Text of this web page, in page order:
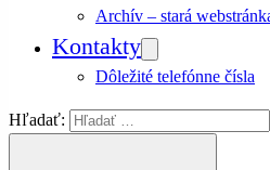
Archív – stará
Kontakty
Dôležité telefónne čísla
Hľadať: